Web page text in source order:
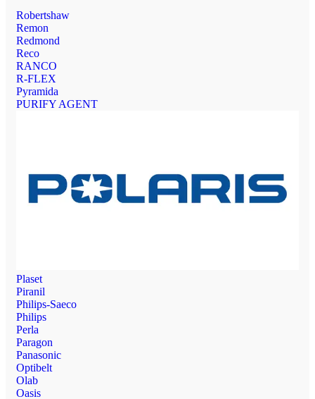
Robertshaw
Remon
Redmond
Reco
RANCO
R-FLEX
Pyramida
PURIFY AGENT
Plaset
Piranil
Philips-Saeco
Philips
Perla
Paragon
Panasonic
Optibelt
Olab
Oasis